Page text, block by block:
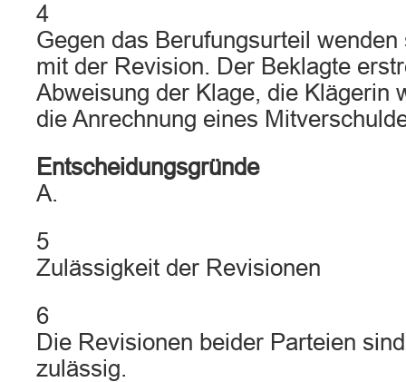
4
Gegen das Berufungsurteil
mit der Revision. Der Beklagte
Abweisung der Klage, die Klägerin
die Anrechnung eines
Entscheidungsgründe
A.
5
Zulässigkeit der Revisionen
6
Die Revisionen beider Parteien
zulässig.